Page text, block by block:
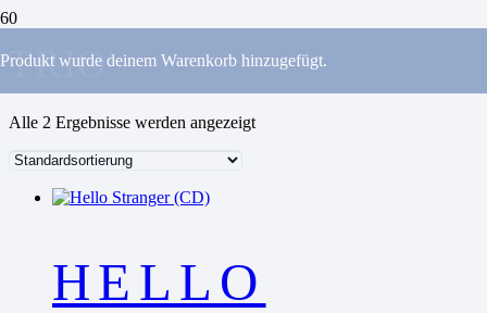
Produkt wurde deinem Warenkorb hinzugefügt.
TRIO
Alle 2 Ergebnisse werden angezeigt
HELLO